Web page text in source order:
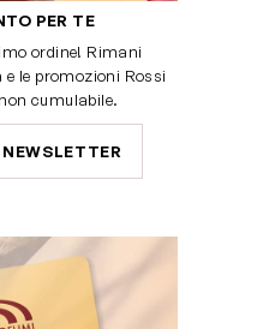
PER TE
ordine! Rimani
le promozioni Rossi
cumulabile.